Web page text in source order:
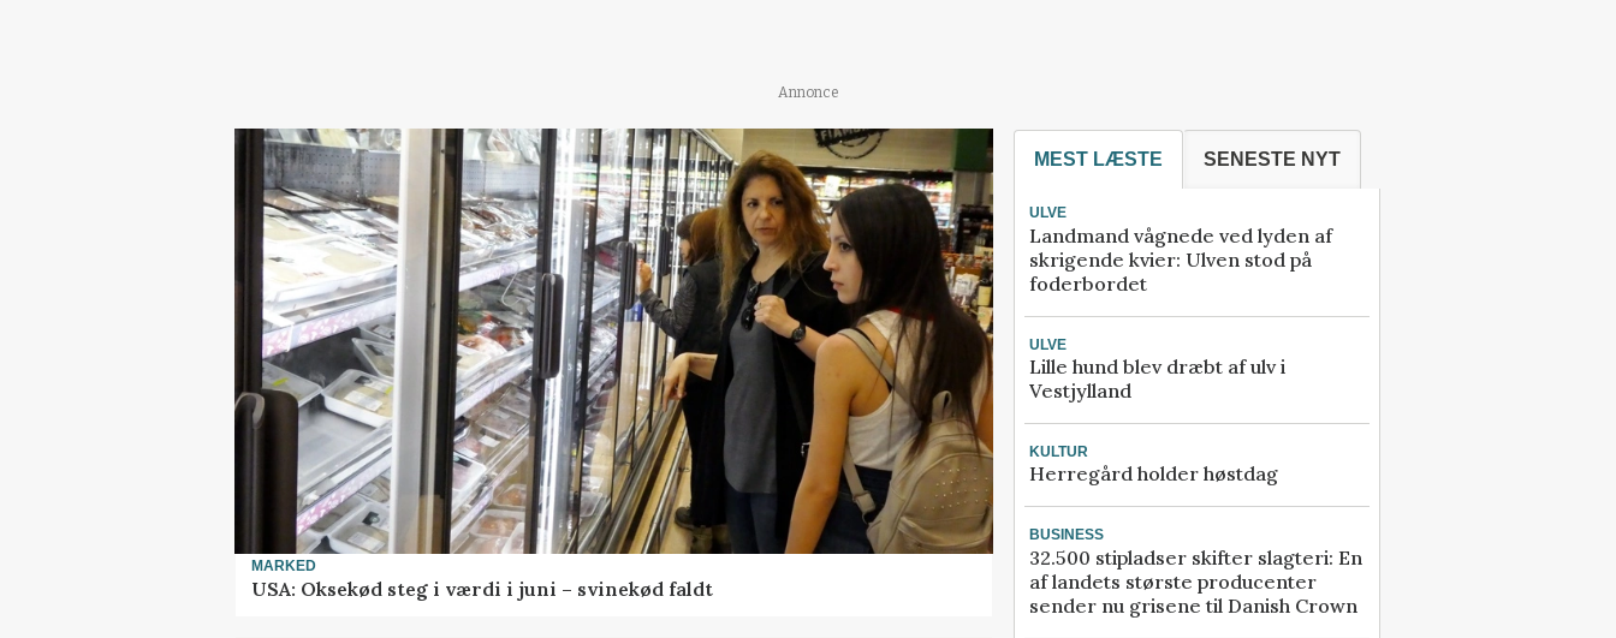
Annonce
MARKED
USA: Oksekød steg i værdi i juni – svinekød faldt
MEST LÆSTE SENESTE NYT
ULVE
Landmand vågnede ved lyden af
skrigende kvier: Ulven stod på
foderbordet
ULVE
Lille hund blev dræbt af ulv i
Vestjylland
KULTUR
Herregård holder høstdag
BUSINESS
32.500 stipladser skifter slagteri: En
af landets største producenter
sender nu grisene til Danish Crown